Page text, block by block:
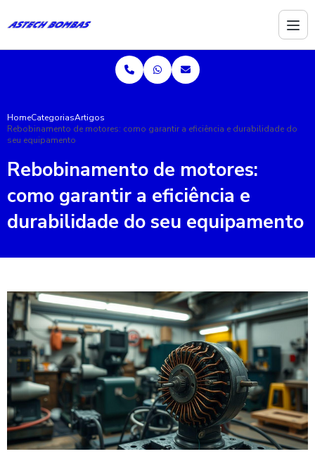
HomeCategoriasArtigos
Rebobinamento de motores: como garantir a eficiência e durabilidade do
seu equipamento
Rebobinamento de motores:
como garantir a eficiência e
durabilidade do seu equipamento